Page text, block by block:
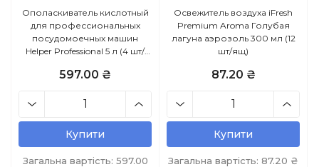
Ополаскиватель кислотный
для профессиональных
посудомоечных машин
Helper Professional 5 л (4 шт/
597.00 ₴
Купити
Загальна вартість: 597.00
Освежитель воздуха iFresh
Premium Aroma Голубая
лагуна аэрозоль 300 мл (12
шт/ящ)
87.20 ₴
Купити
Загальна вартість: 87.20 ₴